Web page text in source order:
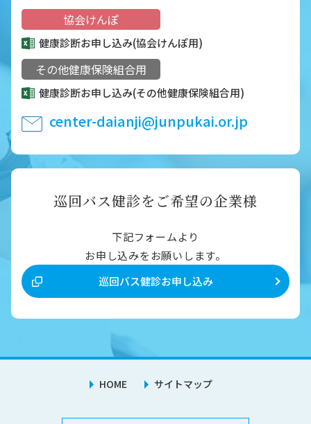
協会けんぽ
健康診断お申し込み(協会けんぽ用)
その他健康保険組合用
健康診断お申し込み(その他健康保険組合用)
center-daianji@junpukai.or.jp
巡回バス健診をご希望の企業様
下記フォームより
お申し込みをお願いします。
巡回バス健診お申し込み
HOME サイトマップ